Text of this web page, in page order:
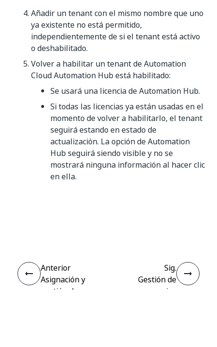
Añadir un tenant con el mismo nombre que uno
ya existente no está permitido,
independientemente de si el tenant está activo
o deshabilitado.
Volver a habilitar un tenant de Automation
Cloud Automation Hub está habilitado:
Se usará una licencia de Automation Hub.
Si todas las licencias ya están usadas en el
momento de volver a habilitarlo, el tenant
seguirá estando en estado de
actualización. La opción de Automation
Hub seguirá siendo visible y no se
mostrará ninguna información al hacer clic
en ella.
Anterior
Asignación y
gestión de
Sig.
Gestión de
usuarios